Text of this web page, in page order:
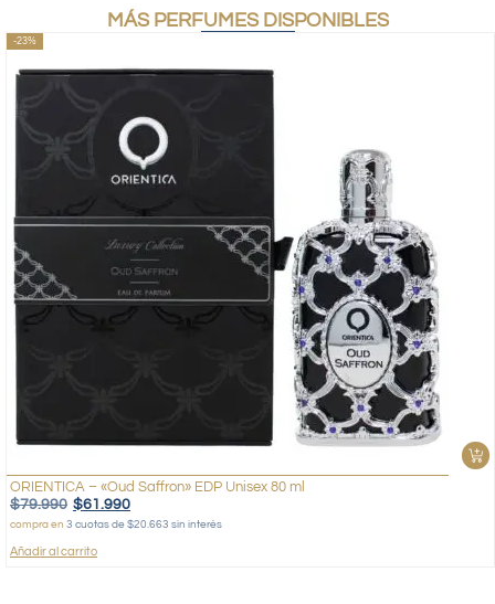
MÁS PERFUMES DISPONIBLES
-23%
ORIENTICA – «Oud Saffron» EDP Unisex 80 ml
$79.990 $61.990
compra en 3 cuotas de $20.663 sin interés
Añadir al carrito